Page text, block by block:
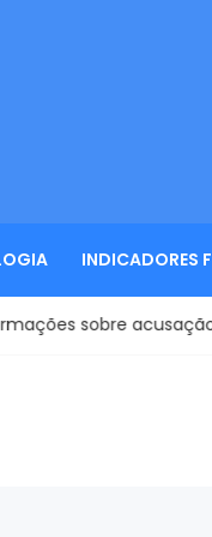
INDICADORES
sobre acusação